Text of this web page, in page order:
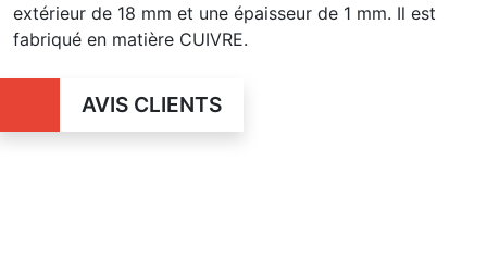
extérieur de 18 mm et une épaisseur de 1 mm. Il est
fabriqué en matière CUIVRE.
AVIS CLIENTS